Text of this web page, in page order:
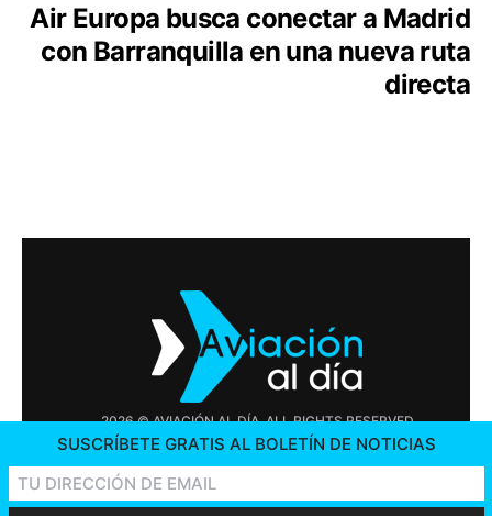
Air Europa busca conectar a Madrid
con Barranquilla en una nueva ruta
directa
2026 © AVIACIÓN AL DÍA. ALL RIGHTS RESERVED
OFERTAS DE TRABAJO
SUSCRÍBETE GRATIS AL BOLETÍN DE NOTICIAS